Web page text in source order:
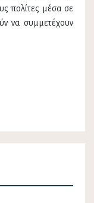
πολίτες μέσα σε
να συμμετέχουν